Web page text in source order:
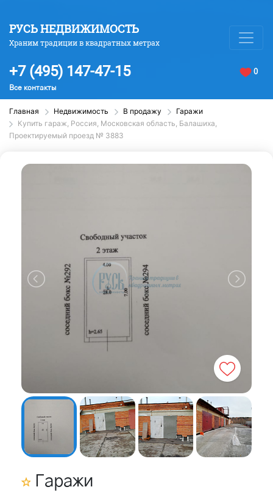
РУСЬ НЕДВИЖИМОСТЬ
Храним традиции в квадратных метрах
+7 (495) 147-47-15
Все контакты
0
Главная Недвижимость В продажу
Гаражи
Купить гараж, Россия, Московская область, Балашиха,
Проектируемый проезд № 3883
Гаражи